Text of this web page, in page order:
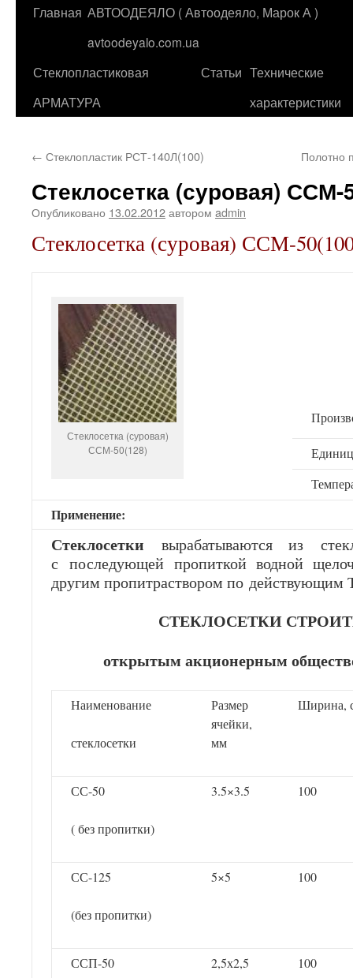
Перейти
содержимому
Главная АВТООДЕЯЛО ( Автоодеяло, Марок А )
avtoodeyalo.com.ua
Стеклопластиковая
АРМАТУРА
Статьи Технические
характеристики
← Стеклопластик РСТ-140Л(100) Полотно
Стеклосетка (суровая) ССМ-
Опубликовано 13.02.2012автором admin
Стеклосетка (суровая) ССМ-
Стеклосетка (суровая)
ССМ-50(128)
Применение:
Стеклосетки вырабатываются из
с последующей пропиткой водной
другим пропитраствором по
СТЕКЛОСЕТКИ
открытым акционерным
Наименование
стеклосетки
Размер
ячейки,
мм
Ширина,
СС-50
( без пропитки)
3.5×3.5 100
СС-125
(без пропитки)
5×5 100
ССП-50 2,5х2,5 100